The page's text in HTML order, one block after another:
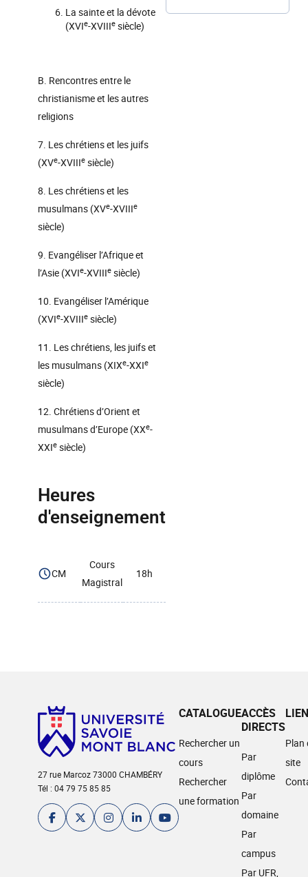
La sainte et la dévote
(XVIe-XVIIIe siècle)
B. Rencontres entre le
christianisme et les autres
religions
7. Les chrétiens et les juifs
(XVe-XVIIIe siècle)
8. Les chrétiens et les
musulmans (XVe-XVIIIe
siècle)
9. Evangéliser l’Afrique et
l’Asie (XVIe-XVIIIe siècle)
10. Evangéliser l’Amérique
(XVIe-XVIIIe siècle)
11. Les chrétiens, les juifs et
les musulmans (XIXe-XXIe
siècle)
12. Chrétiens d’Orient et
musulmans d’Europe (XXe-
XXIe siècle)
Heures
d'enseignement
CM
Cours
Magistral
18h
27 rue Marcoz 73000 CHAMBÉRY
Tél : 04 79 75 85 85
CATALOGUE
Rechercher un
cours
Rechercher
une formation
ACCÈS
DIRECTS
Par
diplôme
Par
domaine
Par
campus
Par UFR,
Plan
site